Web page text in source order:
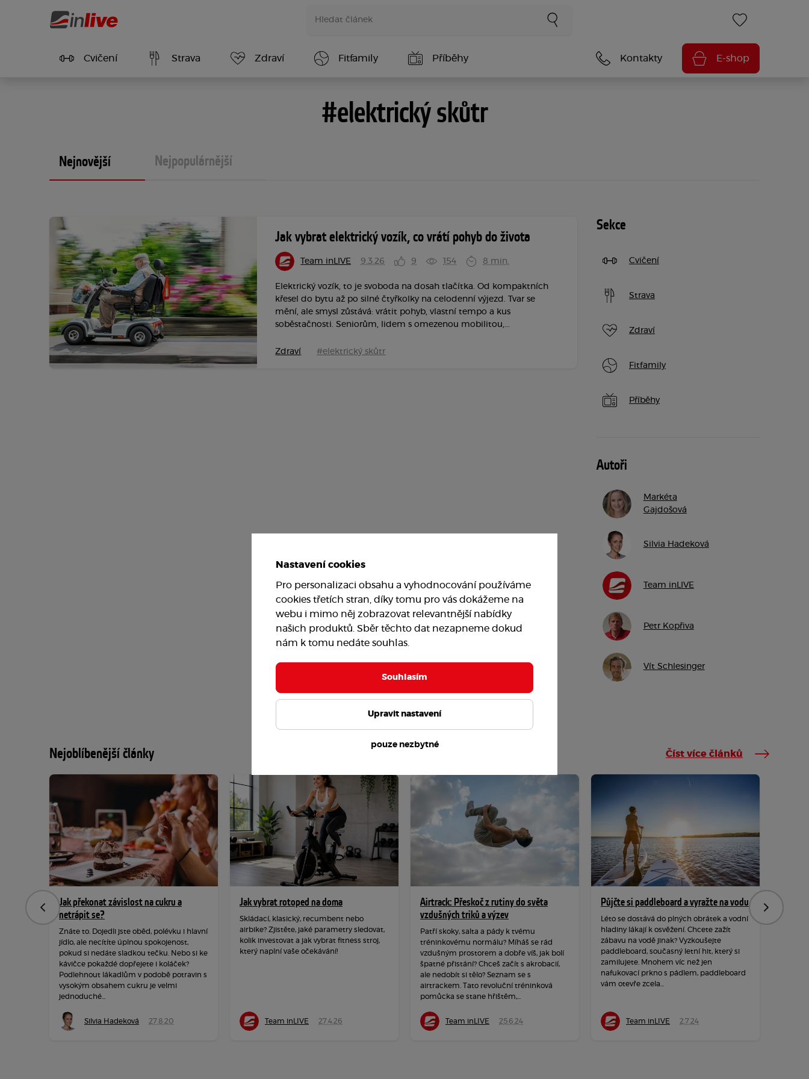
Cvičení Strava Zdraví Fitfamily Příběhy Kontakty E-shop
#elektrický skůtr
Nejnovější Nejpopulárnější
Jak vybrat elektrický vozík, co vrátí pohyb do života
Team inLIVE 9.3.26 9 154 8 min.
Elektrický vozík, to je svoboda na dosah tlačítka. Od kompaktních
křesel do bytu až po silné čtyřkolky na celodenní výjezd. Tvar se
mění, ale smysl zůstává: vrátit pohyb, vlastní tempo a kus
soběstačnosti. Seniorům, lidem s omezenou mobilitou,...
Zdraví #elektrický skůtr
Sekce
Cvičení
Strava
Zdraví
Fitfamily
Příběhy
Autoři
Markéta
Gajdošová
Silvia Hadeková
Team inLIVE
Petr Kopřiva
Vít Schlesinger
Nejoblíbenější články Číst více článků
Jak překonat závislost na cukru a
netrápit se?
Znáte to. Dojedli jste oběd, polévku i hlavní
jídlo, ale necítíte úplnou spokojenost,
pokud si nedáte sladkou tečku. Nebo si ke
kávičce pokaždé dopřejete i koláček?
Podlehnout lákadlům v podobě potravin s
vysokým obsahem cukru je velmi
jednoduché...
Silvia Hadeková 27.8.20
Jak vybrat rotoped na doma
Skládací, klasický, recumbent nebo
airbike? Zjistěte, jaké parametry sledovat,
kolik investovat a jak vybrat fitness stroj,
který naplní vaše očekávání!
Team inLIVE 27.4.26
Airtrack: Přeskoč z rutiny do světa
vzdušných triků a výzev
Patří skoky, salta a pády k tvému
tréninkovému normálu? Míháš se rád
vzdušným prostorem a dobře víš, jak bolí
špatné přistání? Chceš začít s akrobacií,
ale nedobít si tělo? Seznam se s
airtrackem. Tato revoluční tréninková
pomůcka se stane hřištěm,...
Team inLIVE 25.6.24
Půjčte si paddleboard a vyražte na vodu
Léto se dostává do plných obrátek a vodní
hladiny lákají k osvěžení. Chcete zažít
zábavu na vodě jinak? Vyzkoušejte
paddleboard, současný letní hit, který si
zamilujete. Mnohem víc než jen
nafukovací prkno s pádlem, paddleboard
vám otevře zcela...
Team inLIVE 2.7.24
Předchozí
Nastavení cookies
Pro personalizaci obsahu a vyhodnocování používáme
cookies třetích stran, díky tomu pro vás dokážeme na
webu i mimo něj zobrazovat relevantnější nabídky
našich produktů. Sběr těchto dat nezapneme dokud
nám k tomu nedáte souhlas.
Souhlasím
Upravit nastavení
pouze nezbytné